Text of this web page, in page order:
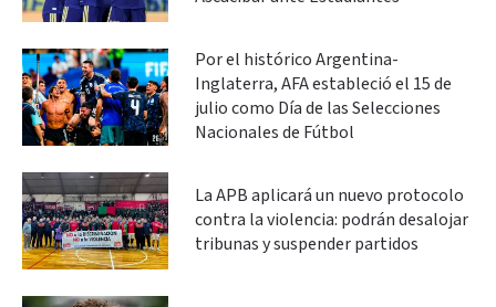
Por el histórico Argentina-
Inglaterra, AFA estableció el 15 de
julio como Día de las Selecciones
Nacionales de Fútbol
La APB aplicará un nuevo protocolo
contra la violencia: podrán desalojar
tribunas y suspender partidos